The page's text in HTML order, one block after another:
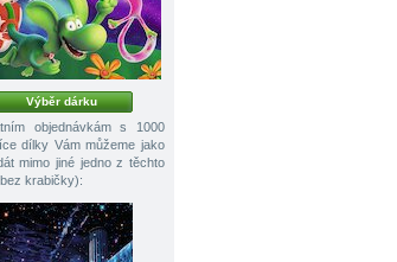
Výběr dárku
objednávkám s 1000
dílky Vám můžeme jako
mimo jiné jedno z těchto
krabičky):